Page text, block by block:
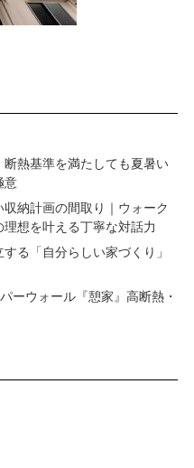
熱基準を満たしても夏暑い
意
収納計画の間取り｜ウォーク
想を叶える丁寧な対話力
る「自分らしい家づくり」
ーウォール『憩家』高断熱・